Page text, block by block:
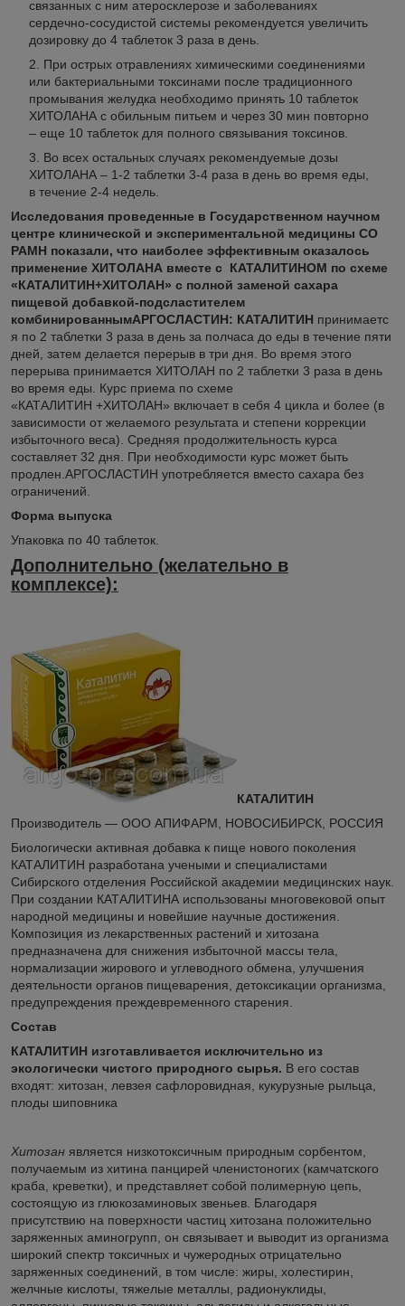
связанных с ним атеросклерозе и заболеваниях
сердечно-сосудистой системы рекомендуется увеличить
дозировку до 4 таблеток 3 раза в день.
При острых отравлениях химическими соединениями
или бактериальными токсинами после традиционного
промывания желудка необходимо принять 10 таблеток
ХИТОЛАНА с обильным питьем и через 30 мин повторно
– еще 10 таблеток для полного связывания токсинов.
Во всех остальных случаях рекомендуемые дозы
ХИТОЛАНА – 1-2 таблетки 3-4 раза в день во время еды,
в течение 2-4 недель.
Исследования проведенные в Государственном научном
центре клинической и экспериментальной медицины СО
РАМН показали, что наиболее эффективным оказалось
применение ХИТОЛАНА вместе с КАТАЛИТИНОМ по схеме
«КАТАЛИТИН+ХИТОЛАН» с полной заменой сахара
пищевой добавкой-подсластителем
комбинированнымАРГОСЛАСТИН: КАТАЛИТИН принимаетс
я по 2 таблетки 3 раза в день за полчаса до еды в течение пяти
дней, затем делается перерыв в три дня. Во время этого
перерыва принимается ХИТОЛАН по 2 таблетки 3 раза в день
во время еды. Курс приема по схеме
«КАТАЛИТИН +ХИТОЛАН» включает в себя 4 цикла и более (в
зависимости от желаемого результата и степени коррекции
избыточного веса). Средняя продолжительность курса
составляет 32 дня. При необходимости курс может быть
продлен.АРГОСЛАСТИН употребляется вместо сахара без
ограничений.
Форма выпуска
Упаковка по 40 таблеток.
Дополнительно (желательно в
комплексе):
КАТАЛИТИН
Производитель ― ООО АПИФАРМ, НОВОСИБИРСК, РОССИЯ
Биологически активная добавка к пище нового поколения
КАТАЛИТИН разработана учеными и специалистами
Сибирского отделения Российской академии медицинских наук.
При создании КАТАЛИТИНА использованы многовековой опыт
народной медицины и новейшие научные достижения.
Композиция из лекарственных растений и хитозана
предназначена для снижения избыточной массы тела,
нормализации жирового и углеводного обмена, улучшения
деятельности органов пищеварения, детоксикации организма,
предупреждения преждевременного старения.
Состав
КАТАЛИТИН изготавливается исключительно из
экологически чистого природного сырья. В его состав
входят: хитозан, левзея сафлоровидная, кукурузные рыльца,
плоды шиповника
Хитозан является низкотоксичным природным сорбентом,
получаемым из хитина панцирей членистоногих (камчатского
краба, креветки), и представляет собой полимерную цепь,
состоящую из глюкозаминовых звеньев. Благодаря
присутствию на поверхности частиц хитозана положительно
заряженных аминогрупп, он связывает и выводит из организма
широкий спектр токсичных и чужеродных отрицательно
заряженных соединений, в том числе: жиры, холестирин,
желчные кислоты, тяжелые металлы, радионуклиды,